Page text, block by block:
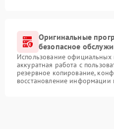
Оригинальные
безопасное
Использование
аккуратная работа с
резервное копирование,
восстановление информации